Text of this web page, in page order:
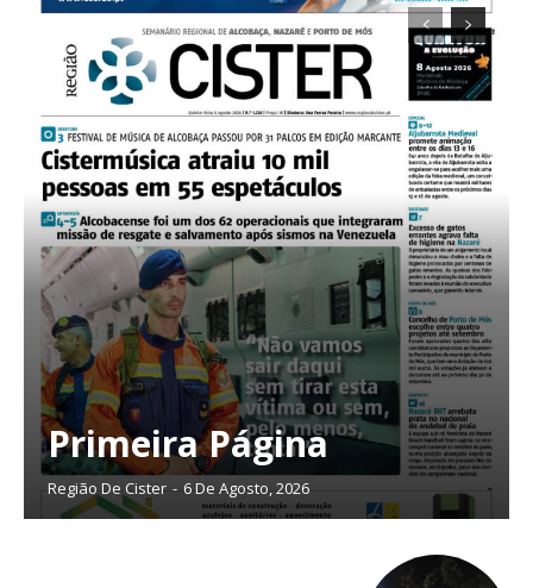
Planos de Assinatura
Faça-se assinante do Região de Cister e ajude-nos a manter este serviço
Sendo assinante terá acesso a todos os conteúdos exclusivos e versões
digitais.
Escolha o plano de assinatura desejado:
ASSINATURA
Primeira Página
Região De Cister - 6 De Agosto, 2026